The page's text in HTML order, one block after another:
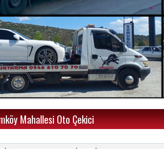
Mahallesi Oto Çekici